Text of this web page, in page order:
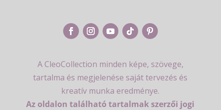
A CleoCollection minden képe, szövege,
tartalma és megjelenése saját tervezés és
kreatív munka eredménye.
Az oldalon található tartalmak szerzői jogi